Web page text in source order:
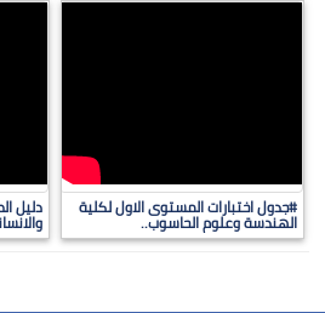
#جدول اختبارات المستوى الاول لكلية
الهندسة وعلوم الحاسوب..
دليل